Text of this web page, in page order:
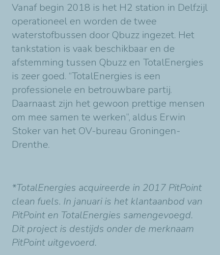
Vanaf begin 2018 is het H2 station in Delfzijl
operationeel en worden de twee
waterstofbussen door Qbuzz ingezet. Het
tankstation is vaak beschikbaar en de
afstemming tussen Qbuzz en TotalEnergies
is zeer goed. “TotalEnergies is een
professionele en betrouwbare partij.
Daarnaast zijn het gewoon prettige mensen
om mee samen te werken”, aldus Erwin
Stoker van het OV-bureau Groningen-
Drenthe.
*TotalEnergies acquireerde in 2017 PitPoint
clean fuels. In januari is het klantaanbod van
PitPoint en TotalEnergies samengevoegd.
Dit project is destijds onder de merknaam
PitPoint uitgevoerd.